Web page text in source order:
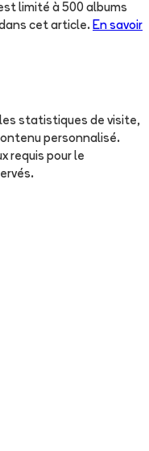
limité à 500 albums
cet article. En savoir
statistiques de visite,
personnalisé.
requis pour le